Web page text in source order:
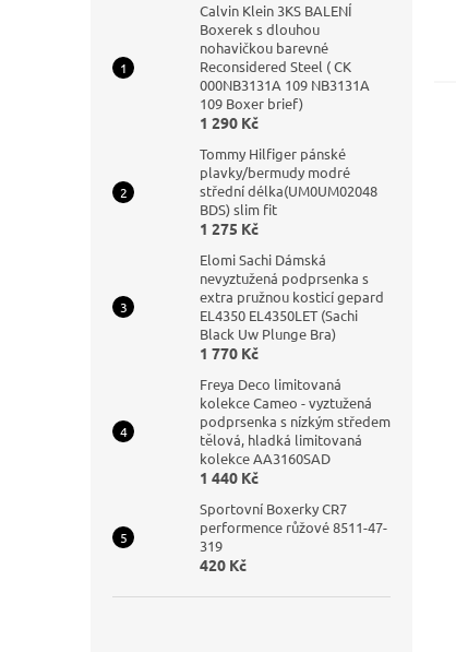
Calvin Klein 3KS BALENÍ
Boxerek s dlouhou
nohavičkou barevné
Reconsidered Steel ( CK
000NB3131A 109 NB3131A
109 Boxer brief)
1 290 Kč
Tommy Hilfiger pánské
plavky/bermudy modré
střední délka(UM0UM02048
BDS) slim fit
1 275 Kč
Elomi Sachi Dámská
nevyztužená podprsenka s
extra pružnou kosticí gepard
EL4350 EL4350LET (Sachi
Black Uw Plunge Bra)
1 770 Kč
Freya Deco limitovaná
kolekce Cameo - vyztužená
podprsenka s nízkým středem
tělová, hladká limitovaná
kolekce AA3160SAD
1 440 Kč
Sportovní Boxerky CR7
performence růžové 8511-47-
319
420 Kč